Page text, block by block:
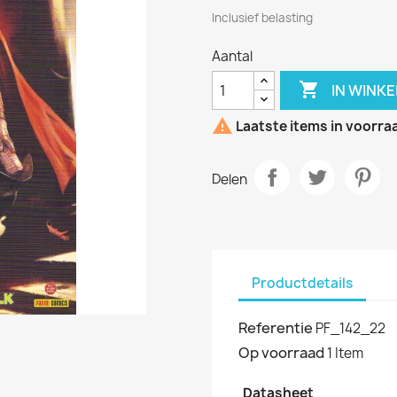
Inclusief belasting
Aantal
 IN
 Laatste items in
Delen
Productdetails
Referentie PF_142_22
Op voorraad 1 Item
Datasheet